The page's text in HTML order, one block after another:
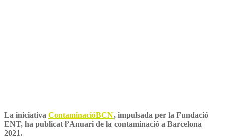
La iniciativa ContaminacióBCN, impulsada per la Fundació
ENT, ha publicat l’Anuari de la contaminació a Barcelona
2021.